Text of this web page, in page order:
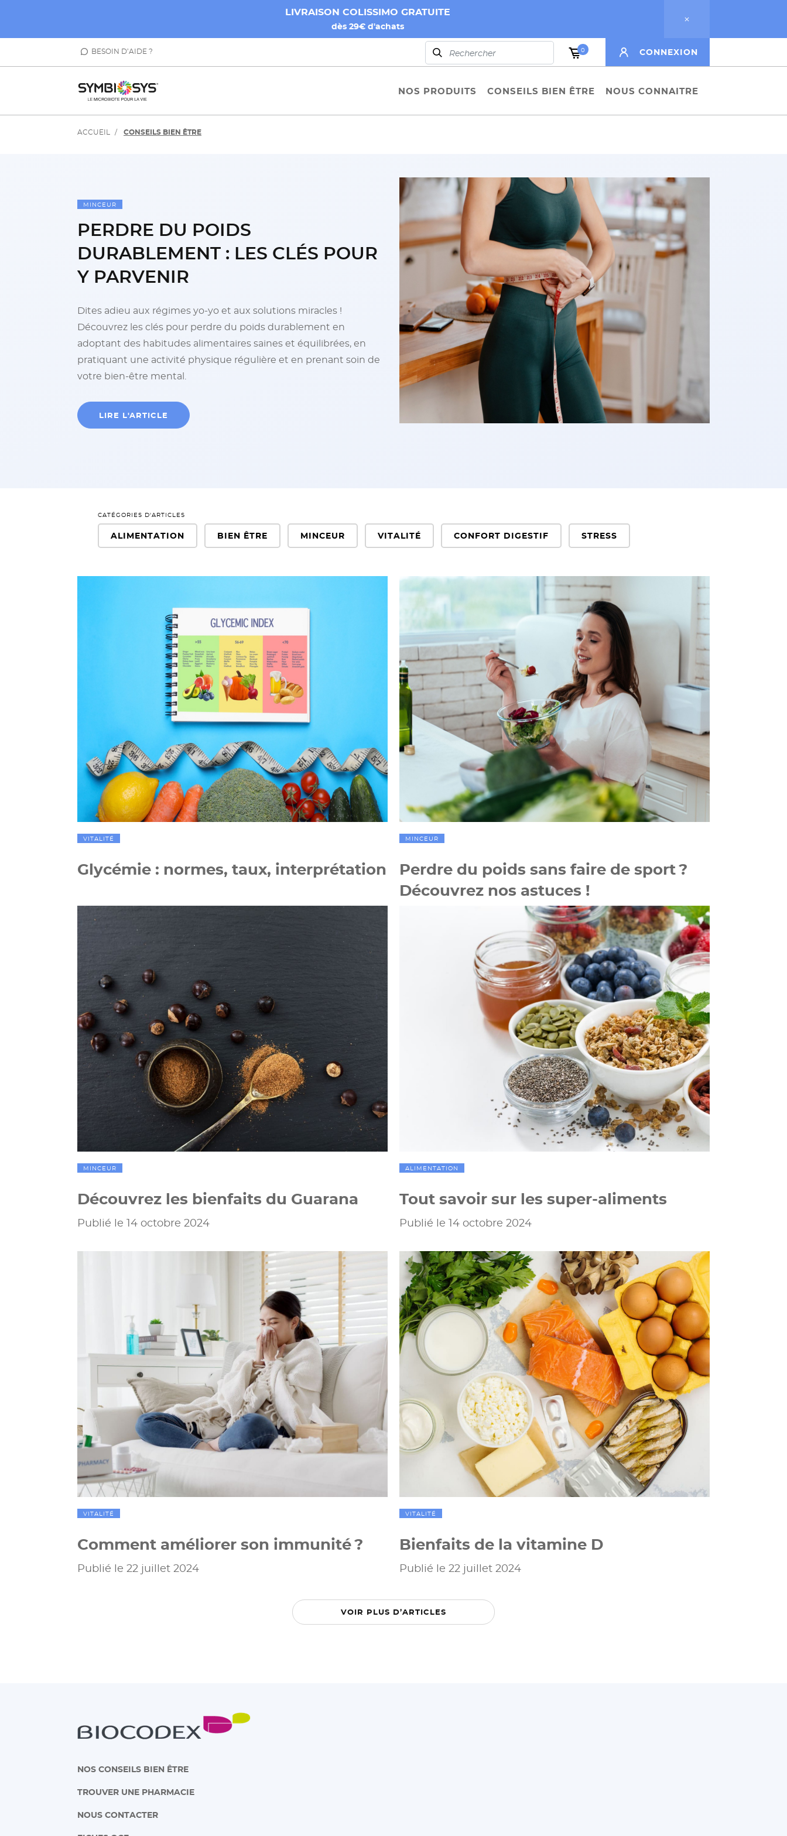
LIVRAISON COLISSIMO GRATUITE
dès 29€ d'achats
CONNEXION
0
BESOIN D’AIDE ?
NOS PRODUITS CONSEILS BIEN ÊTRE NOUS CONNAITRE
ACCUEIL CONSEILS BIEN ÊTRE
MINCEUR
PERDRE DU POIDS
DURABLEMENT : LES CLÉS POUR
Y PARVENIR
Dites adieu aux régimes yo-yo et aux solutions miracles !
Découvrez les clés pour perdre du poids durablement en
adoptant des habitudes alimentaires saines et équilibrées, en
pratiquant une activité physique régulière et en prenant soin de
votre bien-être mental.
LIRE L'ARTICLE
CATÉGORIES D'ARTICLES
ALIMENTATION BIEN ÊTRE MINCEUR VITALITÉ CONFORT DIGESTIF STRESS
VITALITÉ
Glycémie : normes, taux, interprétation
MINCEUR
Perdre du poids sans faire de sport ?
Découvrez nos astuces !
MINCEUR
Découvrez les bienfaits du Guarana
Publié le 14 octobre 2024
ALIMENTATION
Tout savoir sur les super-aliments
Publié le 14 octobre 2024
VITALITÉ
Comment améliorer son immunité ?
Publié le 22 juillet 2024
VITALITÉ
Bienfaits de la vitamine D
Publié le 22 juillet 2024
VOIR PLUS D’ARTICLES
NOS CONSEILS BIEN ÊTRE
TROUVER UNE PHARMACIE
NOUS CONTACTER